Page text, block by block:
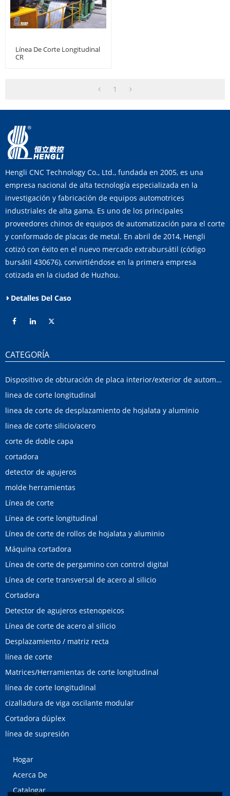
Línea De Corte Longitudinal
CR
1
Hengli CNC Technology Co., Ltd., fundada en 2005, es una
empresa nacional de alta tecnología especializada en la
investigación y fabricación de equipos automotrices
industriales de alta gama. Es uno de los principales
proveedores chinos de equipos de automatización para el corte
y conformado de placas de metal. En abril de 2014, Hengli
cotizó con éxito en el nuevo mercado extrabursátil (código
bursátil 430676), convirtiéndose en la primera empresa
cotizada en la ciudad de Huzhou.
Detalles Del Caso
CATEGORÍA
Dispositivo de obturación de placa interior/exterior de automóvil
linea de corte longitudinal
linea de corte de desplazamiento de hojalata y aluminio
linea de corte silicio/acero
corte de doble capa
cortadora
detector de agujeros
molde herramientas
Línea de corte
Línea de corte longitudinal
Línea de corte de rollos de hojalata y aluminio
Máquina cortadora
Línea de corte de pergamino con control digital
Línea de corte transversal de acero al silicio
Cortadora
Detector de agujeros estenopeicos
Línea de corte de acero al silicio
Desplazamiento / matriz recta
línea de corte
Matrices/Herramientas de corte longitudinal
línea de corte longitudinal
cizalladura de viga oscilante modular
Cortadora dúplex
línea de supresión
Hogar
Acerca De
Catalogar